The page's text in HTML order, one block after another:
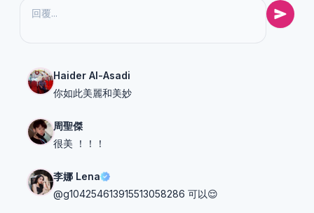
Haider Al-Asadi
你如此美麗和美妙
周聖傑
很美 ！！！
李娜 Lena
@g104254613915513058286 可以😌